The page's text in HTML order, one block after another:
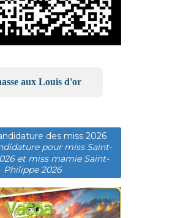
aux Louis d'or
des miss 2026
pour miss Saint-
et miss mamie Saint-
Philippe 2026